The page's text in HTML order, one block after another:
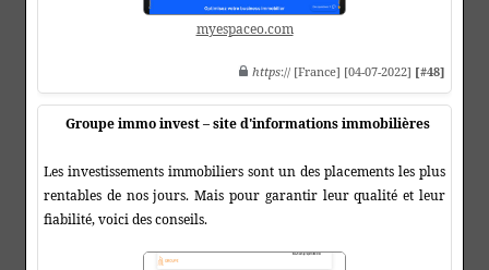
myespaceo.com
https:// [France] [04-07-2022] [#48]
Groupe immo invest – site d'informations immobilières
Les investissements immobiliers sont un des placements les plus
rentables de nos jours. Mais pour garantir leur qualité et leur
fiabilité, voici des conseils.